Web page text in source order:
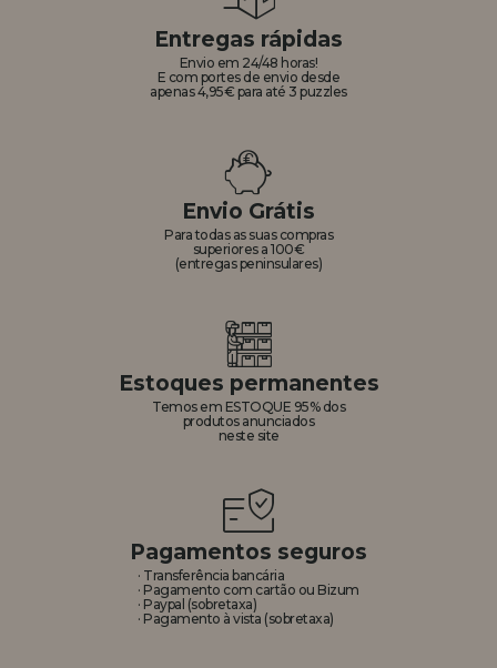
Entregas rápidas
Envio em 24/48 horas!
E com portes de envio desde
apenas 4,95€ para até 3 puzzles
Envio Grátis
Para todas as suas compras
superiores a 100€
(entregas peninsulares)
Estoques permanentes
Temos em ESTOQUE 95% dos
produtos anunciados
neste site
Pagamentos seguros
· Transferência bancária
· Pagamento com cartão ou Bizum
· Paypal (sobretaxa)
· Pagamento à vista (sobretaxa)